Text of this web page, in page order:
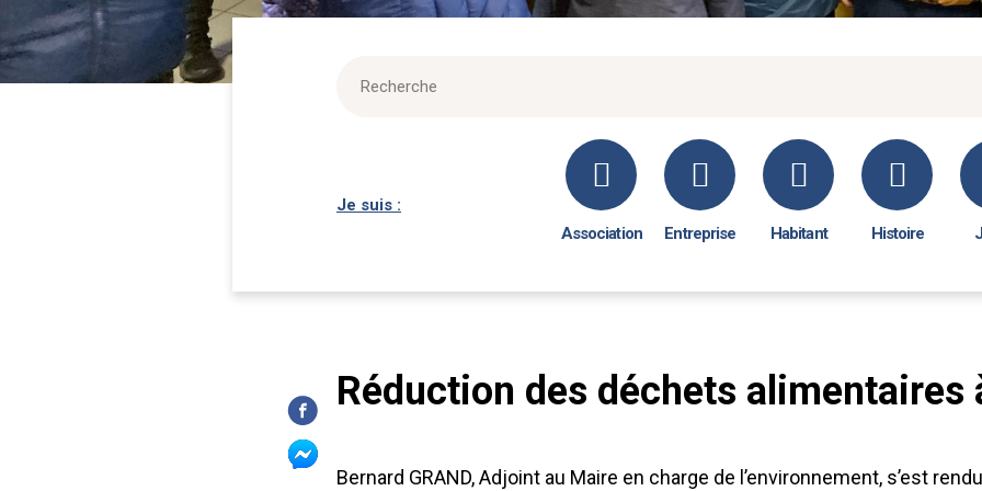
Je suis :
Association
Entreprise Habitant Histoire
Réduction des déchets alimentaires
Bernard GRAND, Adjoint au Maire en charge de l’environnement, s’est